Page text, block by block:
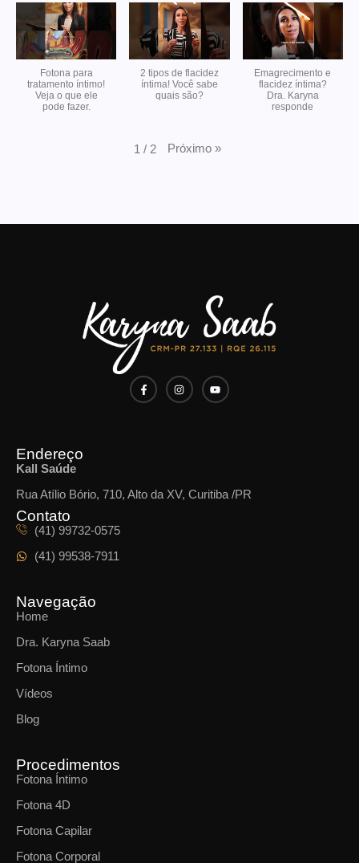
Fotona para
tratamento íntimo!
Veja o que ele
pode fazer.
2 tipos de flacidez
íntima! Você sabe
quais são?
Emagrecimento e
flacidez íntima?
Dra. Karyna
responde
1 / 2 Próximo »
Endereço
Kall Saúde
Rua Atílio Bório, 710, Alto da XV, Curitiba /PR
Contato
(41) 99732-0575
(41) 99538-7911
Navegação
Home
Dra. Karyna Saab
Fotona Íntimo
Vídeos
Blog
Procedimentos
Fotona Íntimo
Fotona 4D
Fotona Capilar
Fotona Corporal